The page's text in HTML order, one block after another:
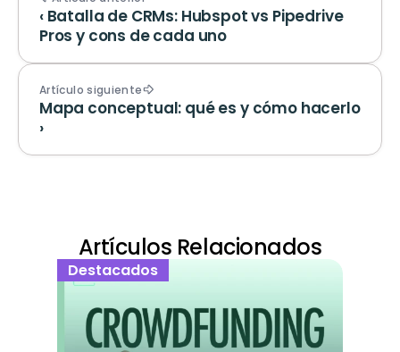
‹ Batalla de CRMs: Hubspot vs Pipedrive
Pros y cons de cada uno
Artículo siguiente
Mapa conceptual: qué es y cómo hacerlo
›
Artículos Relacionados
Destacados